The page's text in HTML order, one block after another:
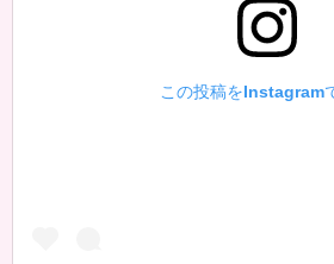
この投稿をInstagram